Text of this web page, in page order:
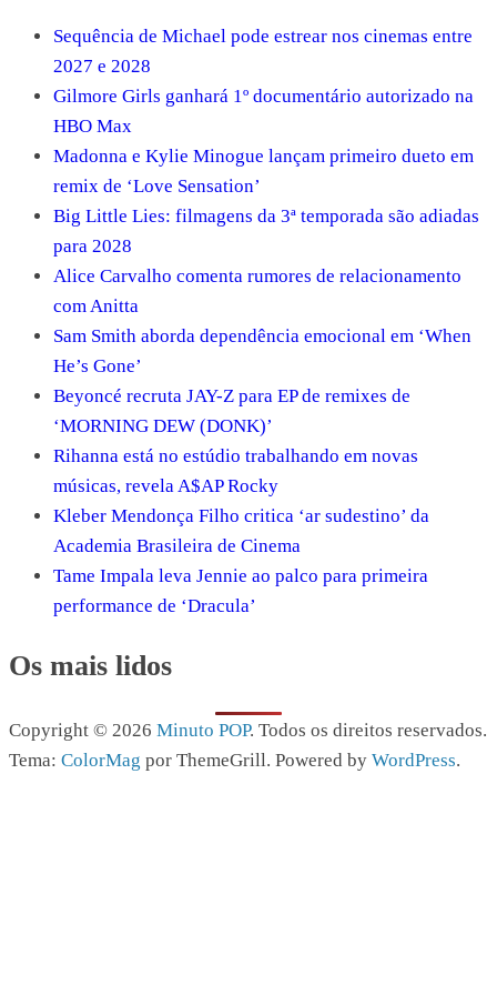
Sequência de Michael pode estrear nos cinemas entre
2027 e 2028
Gilmore Girls ganhará 1º documentário autorizado na
HBO Max
Madonna e Kylie Minogue lançam primeiro dueto em
remix de ‘Love Sensation’
Big Little Lies: filmagens da 3ª temporada são adiadas
para 2028
Alice Carvalho comenta rumores de relacionamento
com Anitta
Sam Smith aborda dependência emocional em ‘When
He’s Gone’
Beyoncé recruta JAY-Z para EP de remixes de
‘MORNING DEW (DONK)’
Rihanna está no estúdio trabalhando em novas
músicas, revela A$AP Rocky
Kleber Mendonça Filho critica ‘ar sudestino’ da
Academia Brasileira de Cinema
Tame Impala leva Jennie ao palco para primeira
performance de ‘Dracula’
Os mais lidos
Copyright © 2026 Minuto POP. Todos os direitos reservados.
Tema: ColorMag por ThemeGrill. Powered by WordPress.